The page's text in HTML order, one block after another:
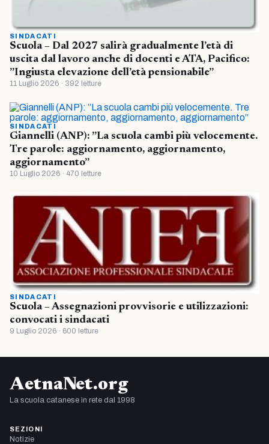
SINDACATI
Scuola – Dal 2027 salirà gradualmente l’età di
uscita dal lavoro anche di docenti e ATA, Pacifico:
”Ingiusta elevazione dell’età pensionabile”
11 Luglio 2026 · 392 letture
SINDACATI
Giannelli (ANP): ”La scuola cambi più velocemente.
Tre parole: aggiornamento, aggiornamento,
aggiornamento”
10 Luglio 2026 · 470 letture
SINDACATI
Scuola – Assegnazioni provvisorie e utilizzazioni:
convocati i sindacati
9 Luglio 2026 · 600 letture
AetnaNet.org
La scuola catanese in rete dal 1998
SEZIONI
Notizie